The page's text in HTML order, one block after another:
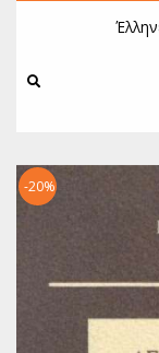
-20%